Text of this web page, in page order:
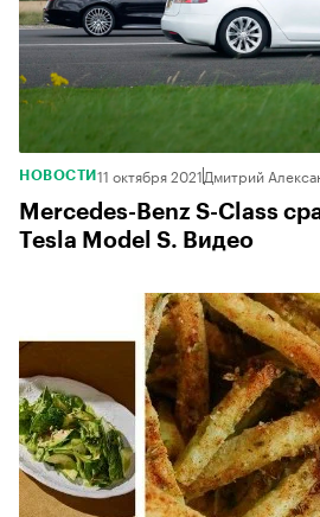
НОВОСТИ 11 октября 2021Дмитрий
Mercedes-Benz S-Class
Tesla Model S. Видео